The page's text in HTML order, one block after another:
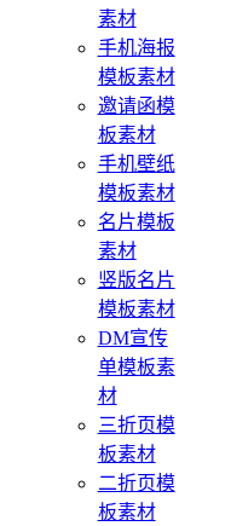
素材
手机海报
模板素材
邀请函模
板素材
手机壁纸
模板素材
名片模板
素材
竖版名片
模板素材
DM宣传
单模板素
材
三折页模
板素材
二折页模
板素材